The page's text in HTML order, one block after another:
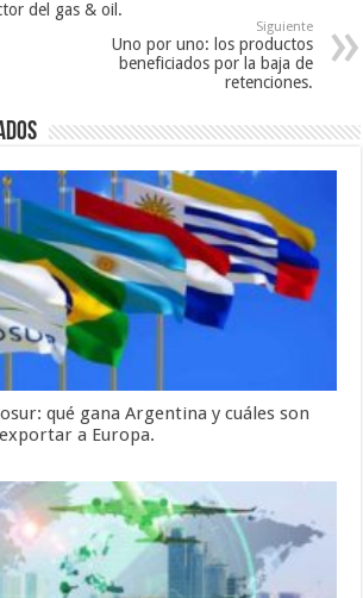
del gas & oil.
Siguiente
Uno por uno: los productos
beneficiados por la baja de
retenciones.
qué gana Argentina y cuáles son
a Europa.